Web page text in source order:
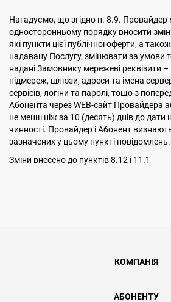
Нагадуємо, що згідно п. 8.9. Провайдер
односторонньому порядку вносити
які пункти цієї публічної оферти, а
надавану Послугу, змінювати за умови
надані Замовнику мережеві реквізити –
підмереж, шлюзи, адреси та імена
сервісів, логіни та паролі, тощо з
Абонента через WEB-сайт Провайдера
не менш ніж за 10 (десять) днів до дати
чинності. Провайдер і Абонент
зазначених у цьому пункті повідомлень.
Змiни внесено до пунктiв 8.12 i 11.1
КОМПАНІЯ
АБОНЕНТУ